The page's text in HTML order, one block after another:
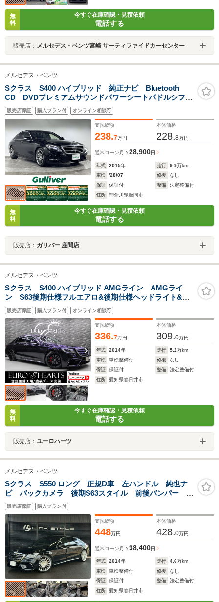
無
料
今すぐ在庫確認・見積依頼
電話する
販売店： メルセデス・ベンツ宮崎 サーティファイドカーセンター
メルセデス・ベンツ
Sクラス S400 ハイブリッド 純正ナビ Bluetooth
CD DVDプレミアムサウンドパワーシートパドルシフト
追従クルーズコントロールシートメモリープッシュスタ
ートスマートキー LEDヘッドライト 前後ドラレコ
販売店保証 購入プラン付 オンライン相談可
支払総額
238.7万円
本体価格
228.8万円
通常ローン 月々28,900円
年式 2015年 走行 9.9万km
車検
'28/07 修復
なし
保証
保証付 整備
法定整備付
住所
神奈川県座間市
無
料
今すぐ在庫確認・見積依頼
電話する
販売店： ガリバー 座間店
メルセデス・ベンツ
Sクラス S400 ハイブリッド AMGライン AMGライ
ン S63後期仕様フルエアロ&後期仕様ヘッドライト&後
期仕様テールランプ レッドキャリパー ロルフハルト
ゲ21インチAW ロワリングキット パノラマルーフ 全
周囲カメラ トランクスポイラ
販売店保証 購入プラン付 オンライン相談可
支払総額
336.7万円
本体価格
309.0万円
年式 2014年 走行 5.2万km
車検
車検整備付 修復
なし
保証
保証付 整備
法定整備付
住所
愛知県春日井市
無
料
今すぐ在庫確認・見積依頼
電話する
販売店： ユーロハーツ
メルセデス・ベンツ
Sクラス S550 ロング 正規D車 左ハンドル 純也ナ
ビ バックカメラ 後期S63スタイル 前後バンパー 後
期前後ヘットライト テールランプ パノラミックスラ
イディングルーフ S65スタイル22インチアルミホイール
販売店保証 購入プラン付
支払総額
448万円
本体価格
428.0万円
通常ローン 月々38,400円
年式 2014年 走行 4.6万km
車検
車検整備付 修復
なし
保証
保証付 整備
法定整備付
住所
愛知県春日井市